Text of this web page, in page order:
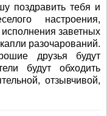
поздравить тебя и
настроения,
заветных
разочарований.
друзья будут
будут обходить
отзывчивой,